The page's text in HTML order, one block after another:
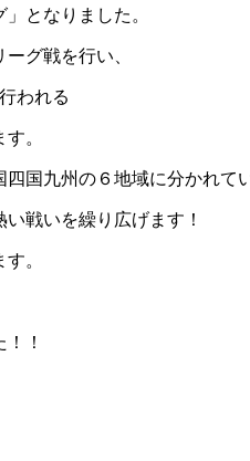
となりました。
グ戦を行い、
われる
。
国九州の６地域に分かれて
戦いを繰り広げます！
。
！